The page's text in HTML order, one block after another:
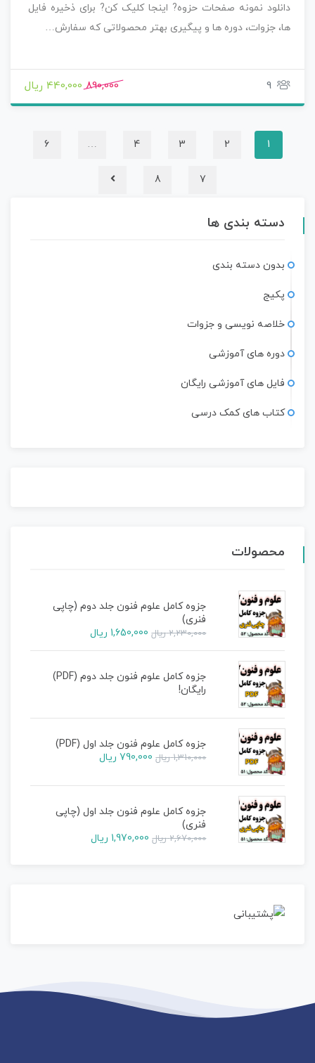
دانلود نمونه صفحات حزوه? اینجا کلیک کن? برای ذخیره فایل
ها، جزوات، دوره ها و پیگیری بهتر محصولاتی که سفارش…
9
890,000 440,000 ریال
1
2
3
4
…
6
7
8
دسته بندی ها
بدون دسته بندی
پکیج
خلاصه نویسی و جزوات
دوره های آموزشی
فایل های آموزشی رایگان
کتاب های کمک درسی
محصولات
جزوه کامل علوم فنون جلد دوم (چاپی
فنری)
2,230,000 ریال 1,650,000 ریال
جزوه کامل علوم فنون جلد دوم (PDF)
رایگان!
جزوه کامل علوم فنون جلد اول (PDF)
1,310,000 ریال 790,000 ریال
جزوه کامل علوم فنون جلد اول (چاپی
فنری)
2,670,000 ریال 1,970,000 ریال